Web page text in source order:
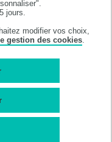
jours.
modifier vos choix,
gestion des cookies
site
: non-